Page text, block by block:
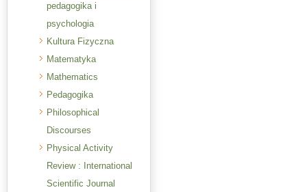
pedagogika i
psychologia
Kultura Fizyczna
Matematyka
Mathematics
Pedagogika
Philosophical
Discourses
Physical Activity
Review : International
Scientific Journal